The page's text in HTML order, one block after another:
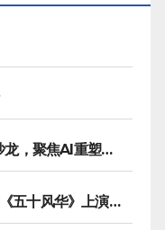
2025北京文化论坛举办首场专业沙龙，聚焦AI重塑内容生产
家庭主妇重启人生，快手星芒短剧《五十风华》上演中年大女主逆袭